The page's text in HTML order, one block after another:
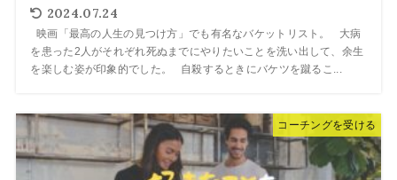
2024.07.24
映画「最高の人生の見つけ方」でも有名なバケットリスト。 大病
を患った2人がそれぞれ死ぬまでにやりたいことを洗い出して、余生
を楽しむ姿が印象的でした。 自殺するときにバケツを蹴るこ...
コーチングを受ける